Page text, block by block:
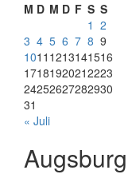
M D M D F S S
1 2
3 4 5 6 7 8 9
1011 1213141516
17181920212223
24252627282930
31
« Juli